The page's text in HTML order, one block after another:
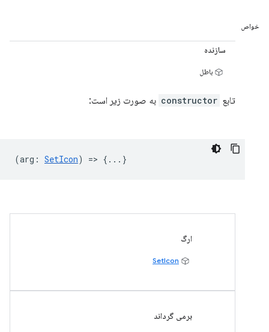
خواص
سازنده
باطل
تابع constructor به صورت زیر است:
(arg : SetIcon) => {...}
ارگ
SetIcon
برمی گرداند